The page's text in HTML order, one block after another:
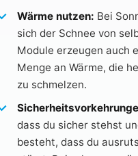
Wärme​ nutzen: Bei
‍sich der Schnee von
⁢Module ‍erzeugen auch
Menge⁢ an⁣ Wärme,⁣ die‍
zu‌ schmelzen.
dass⁤ du sicher stehst
besteht, dass du